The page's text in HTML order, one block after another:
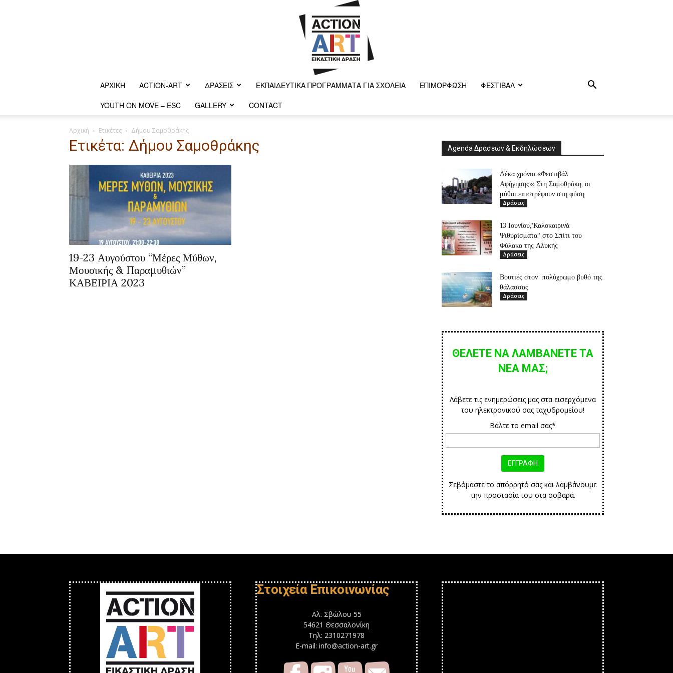
ΑΡΧΙΚΗ ACTION-ART ΔΡΆΣΕΙΣ ΕΚΠΑΙΔΕΥΤΙΚΆ ΠΡΟΓΡΆΜΜΑΤΑ ΓΙΑ ΣΧΟΛΕΊΑ ΕΠΙΜΌΡΦΩΣΗ
ΦΕΣΤΙΒΑΛ
YOUTH ON MOVE – ESC
GALLERY CONTACT
Αρχική Ετικέτες Δήμου Σαμοθράκης
Ετικέτα: Δήμου Σαμοθράκης
19-23 Αυγούστου “Μέρες Μύθων,
Μουσικής & Παραμυθιών”
ΚΑΒΕΙΡΙΑ 2023
Agenda Δράσεων & Εκδηλώσεων
Δέκα χρόνια «Φεστιβάλ
Αφήγησης»: Στη Σαμοθράκη, οι
μύθοι επιστρέφουν στη φύση
Δράσεις
13 Ιουνίου,”Καλοκαιρινά
Ψιθυρίσματα” στο Σπίτι του
Φύλακα της Αλυκής
Δράσεις
Βουτιές στον πολύχρωμο βυθό της
θάλασσας
Δράσεις
ΘΕΛΕΤΕ ΝΑ ΛΑΜΒΑΝΕΤΕ ΤΑ
ΝΕΑ ΜΑΣ;
Λάβετε τις ενημερώσεις μας στα εισερχόμενα
του ηλεκτρονικού σας ταχυδρομείου!
Βάλτε το email σας*
Σεβόμαστε το απόρρητό σας και λαμβάνουμε
την προστασία του στα σοβαρά.
Στοιχεία Επικοινωνίας
Αλ. Σβώλου 55
54621 Θεσσαλονίκη
Τηλ: 2310271978
E-mail: info@action-art.gr